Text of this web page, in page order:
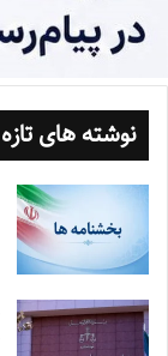
نوشته های تازه